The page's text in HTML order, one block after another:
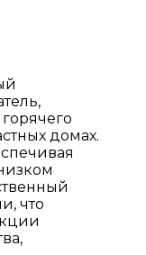
домах.
что